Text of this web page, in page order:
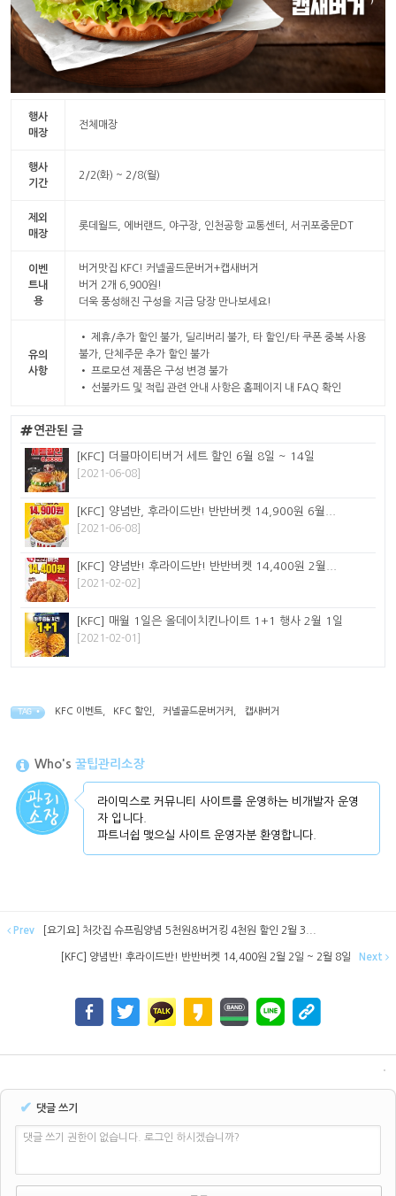
행사
매장
전체매장
행사
기간
2/2(화) ~ 2/8(월)
제외
매장
롯데월드, 에버랜드, 야구장, 인천공항 교통센터, 서귀포중문DT
이벤
트내
용
버거맛집 KFC! 커넬골드문버거+캡새버거
버거 2개 6,900원!
더욱 풍성해진 구성을 지금 당장 만나보세요!
유의
사항
• 제휴/추가 할인 불가, 딜리버리 불가, 타 할인/타 쿠폰 중복 사용
불가, 단체주문 추가 할인 불가
• 프로모션 제품은 구성 변경 불가
• 선불카드 및 적립 관련 안내 사항은 홈페이지 내 FAQ 확인
연관된 글
[KFC] 더블마이티버거 세트 할인 6월 8일 ~ 14일
[2021-06-08]
[KFC] 양념반, 후라이드반! 반반버켓 14,900원 6월...
[2021-06-08]
[KFC] 양념반! 후라이드반! 반반버켓 14,400원 2월...
[2021-02-02]
[KFC] 매월 1일은 올데이치킨나이트 1+1 행사 2월 1일
[2021-02-01]
TAG • KFC 이벤트 KFC 할인 커넬골드문버거커 캡새버거
Who's 꿀팁관리소장
라이믹스로 커뮤니티 사이트를 운영하는 비개발자 운영
자 입니다.
파트너쉽 맺으실 사이트 운영자분 환영합니다.
Prev [요기요] 처갓집 슈프림양념 5천원&버거킹 4천원 할인 2월 3...
[KFC] 양념반! 후라이드반! 반반버켓 14,400원 2월 2일 ~ 2월 8일 Next
✔ 댓글 쓰기
댓글 쓰기 권한이 없습니다. 로그인 하시겠습니까?